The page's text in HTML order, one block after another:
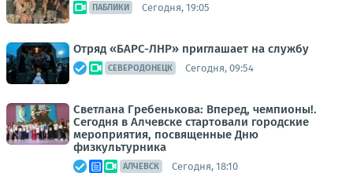
ПАБЛИКИ Сегодня, 19:05
Отряд «БАРС-ЛНР» приглашает на службу
СЕВЕРОДОНЕЦК Сегодня, 09:54
Светлана Гребенькова: Вперед, чемпионы!.
Сегодня в Алчевске стартовали городские
мероприятия, посвященные Дню
физкультурника
АЛЧЕВСК Сегодня, 18:10